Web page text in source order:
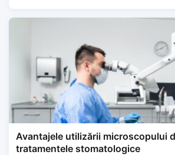
Avantajele utilizării microscopului
tratamentele stomatologice